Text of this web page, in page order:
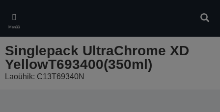
main
content
Menüü
Singlepack UltraChrome XD
YellowT693400(350ml)
Laoühik: C13T69340N